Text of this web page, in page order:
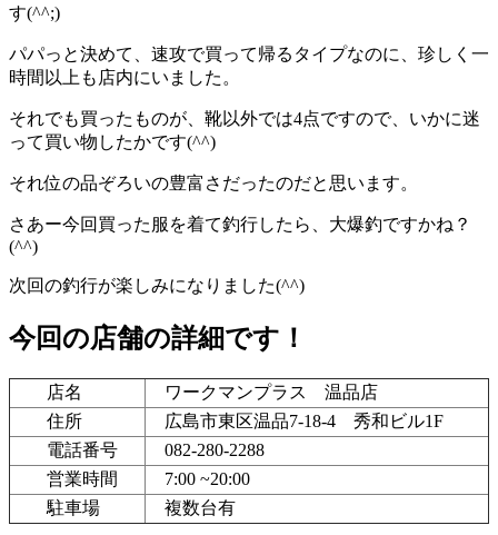
す(^^;)
パパっと決めて、速攻で買って帰るタイプなのに、珍しく一
時間以上も店内にいました。
それでも買ったものが、靴以外では4点ですので、いかに迷
って買い物したかです(^^)
それ位の品ぞろいの豊富さだったのだと思います。
さあー今回買った服を着て釣行したら、大爆釣ですかね？
(^^)
次回の釣行が楽しみになりました(^^)
今回の店舗の詳細です！
店名
ワークマンプラス 温品店
住所
広島市東区温品7-18-4 秀和ビル1F
電話番号
082-280-2288
営業時間
7:00 ~20:00
駐車場
複数台有